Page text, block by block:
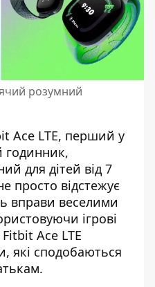
розумний
Ace LTE, перший у
годинник,
для дітей від 7
просто відстежує
вправи веселими
ігрові
Ace LTE
які сподобаються